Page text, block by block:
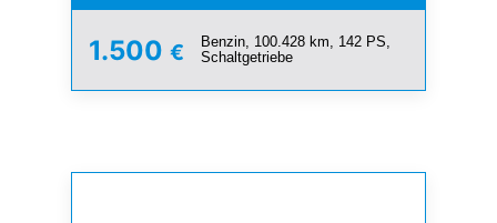
1.500 €
Benzin, 100.428 km, 142 PS,
Schaltgetriebe